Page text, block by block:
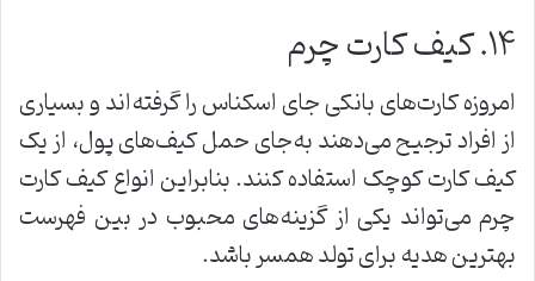
۱۴. کیف کارت چرم
امروزه کارت‌های بانکی جای اسکناس را گرفته‌اند و بسیاری
از افراد ترجیح می‌دهند به‌جای حمل کیف‌های پول، از یک
کیف کارت کوچک استفاده کنند. بنابراین انواع کیف کارت
چرم می‌تواند یکی از گزینه‌های محبوب در بین فهرست
بهترین هدیه برای تولد همسر باشد.